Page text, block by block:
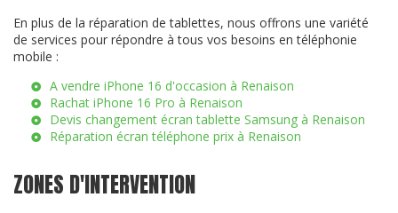
En plus de la réparation de tablettes, nous offrons une variété
de services pour répondre à tous vos besoins en téléphonie
mobile :
A vendre iPhone 16 d'occasion à Renaison
Rachat iPhone 16 Pro à Renaison
Devis changement écran tablette Samsung à Renaison
Réparation écran téléphone prix à Renaison
ZONES D'INTERVENTION